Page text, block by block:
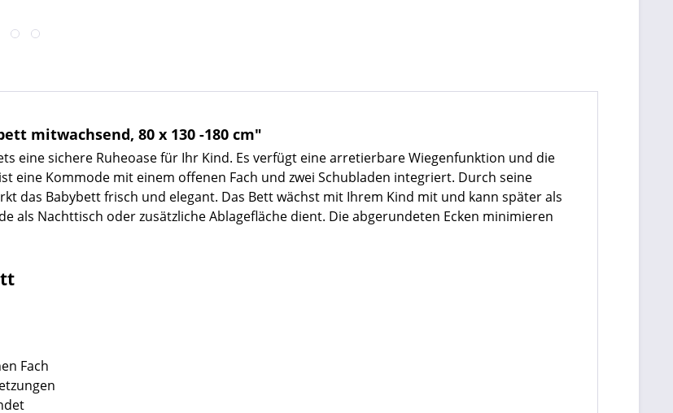
mitwachsend, 80 x 130 -180 cm"
eine sichere Ruheoase für Ihr Kind. Es verfügt eine arretierbare Wiegenfunktion und die
eine Kommode mit einem offenen Fach und zwei Schubladen integriert. Durch seine
das Babybett frisch und elegant. Das Bett wächst mit Ihrem Kind mit und kann später als
als Nachttisch oder zusätzliche Ablagefläche dient. Die abgerundeten Ecken minimieren
Fach